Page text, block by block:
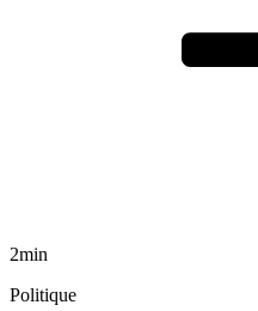
2min
Politique